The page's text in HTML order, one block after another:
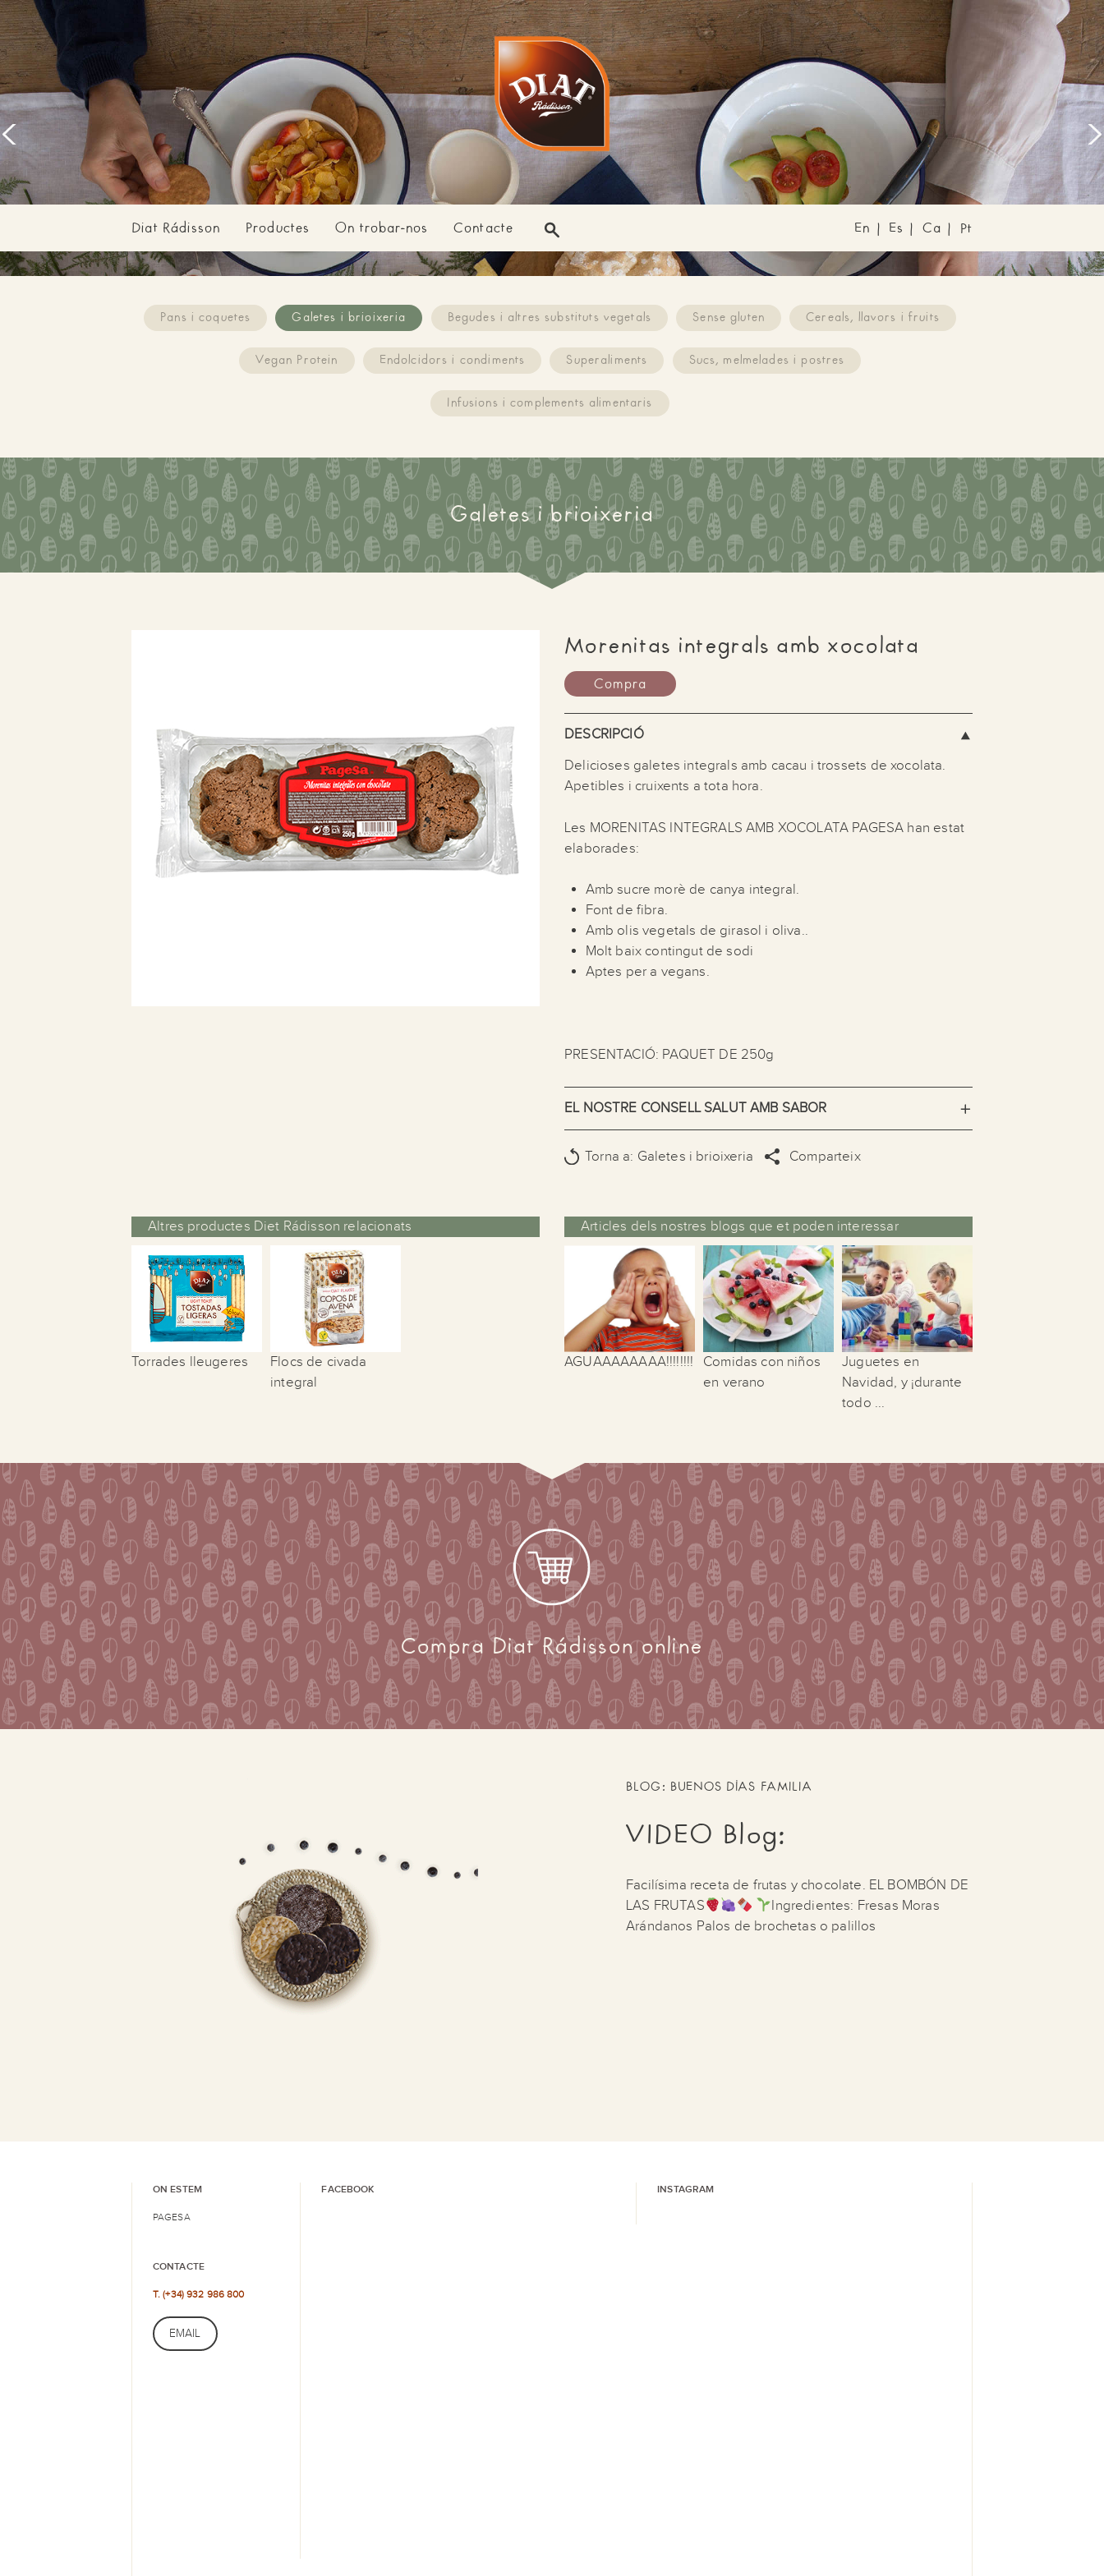
Prev Next
Diat Rádisson Productes On trobar-nos Contacte En | Es | Ca | Pt
Pans i coquetes Galetes i brioixeria Begudes i altres substituts vegetals Sense gluten Cereals, llavors i fruits
Vegan Protein Endolcidors i condiments Superaliments Sucs, melmelades i postres
Infusions i complements alimentaris
Galetes i brioixeria
Morenitas integrals amb xocolata
Compra
DESCRIPCIÓ
Delicioses galetes integrals amb cacau i trossets de xocolata.
Apetibles i cruixents a tota hora.
Les MORENITAS INTEGRALS AMB XOCOLATA PAGESA han estat
elaborades:
Amb sucre morè de canya integral.
Font de fibra.
Amb olis vegetals de girasol i oliva..
Molt baix contingut de sodi
Aptes per a vegans.
PRESENTACIÓ: PAQUET DE 250g
EL NOSTRE CONSELL SALUT AMB SABOR
Torna a: Galetes i brioixeria Comparteix
Altres productes Diet Rádisson relacionats
Torrades lleugeres
Flocs de civada
integral
Articles dels nostres blogs que et poden interessar
AGUAAAAAAAA!!!!!!!!
Comidas con niños
en verano
Juguetes en
Navidad, y ¡durante
todo ...
Compra Diat Rádisson online
BLOG: BUENOS DÍAS FAMILIA
VIDEO Blog:
Facilísima receta de frutas y chocolate. EL BOMBÓN DE
LAS FRUTAS
Ingredientes: Fresas Moras
Arándanos Palos de brochetas o palillos
ON ESTEM
PAGESA
CONTACTE
T. (+34) 932 986 800
EMAIL
FACEBOOK INSTAGRAM